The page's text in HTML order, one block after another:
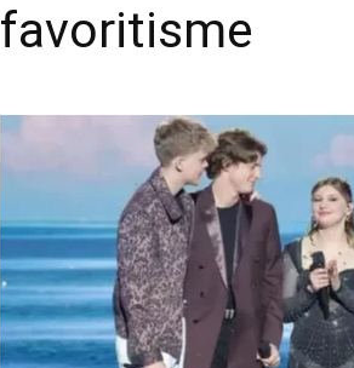
favoritisme